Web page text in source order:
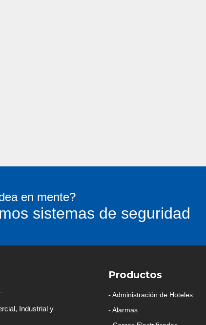
en mente?
sistemas de seguridad
Industrial y
Productos
- Administración de Hoteles
- Alarmas